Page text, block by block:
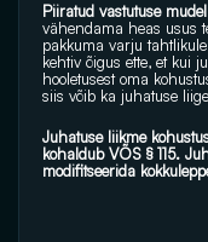
Piiratud vastutuse
vähendama heas usus
pakkuma varju
kehtiv õigus ette, et kui
hooletusest oma
siis võib ka juhatuse
Juhatuse liikme
kohaldub VÕS § 115.
modifitseerida